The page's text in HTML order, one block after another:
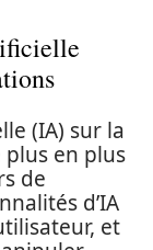
(IA) sur la
plus en plus
de
d’IA
et